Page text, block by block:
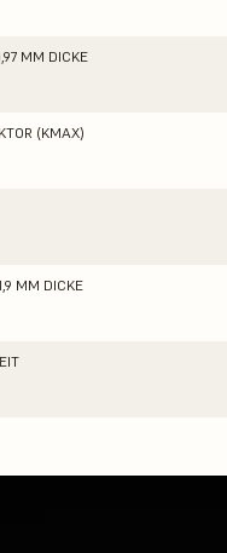
MM DICKE
(KMAX)
MM DICKE